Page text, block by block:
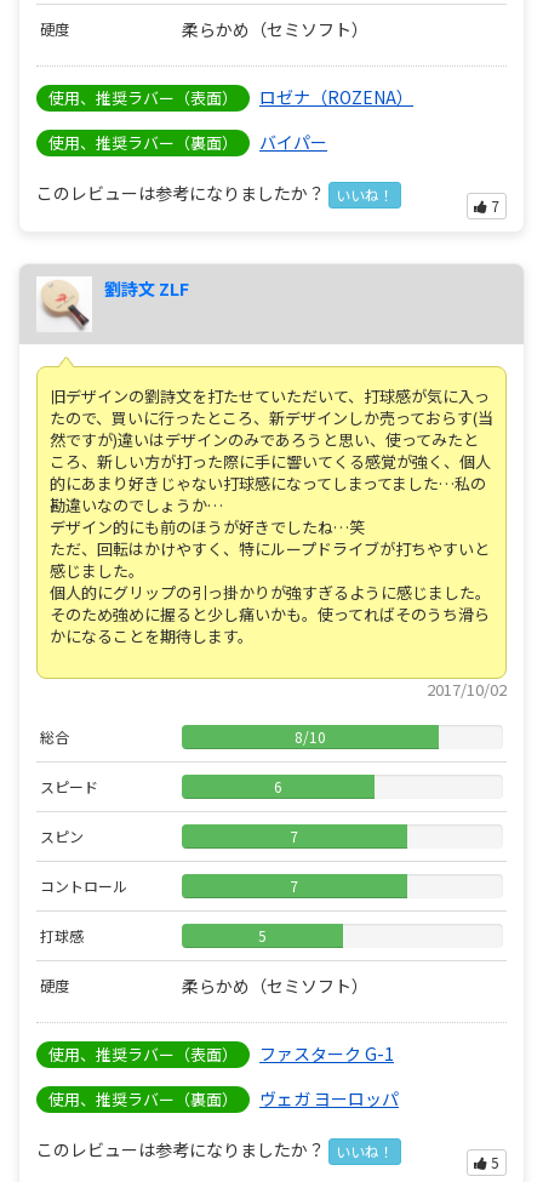
硬度 柔らかめ（セミソフト）
使用、推奨ラバー（表面） ロゼナ（ROZENA）
使用、推奨ラバー（裏面） バイパー
このレビューは参考になりましたか？ いいね！
7
劉詩文 ZLF
旧デザインの劉詩文を打たせていただいて、打球感が気に入っ
たので、買いに行ったところ、新デザインしか売っておらす(当
然ですが)違いはデザインのみであろうと思い、使ってみたと
ころ、新しい方が打った際に手に響いてくる感覚が強く、個人
的にあまり好きじゃない打球感になってしまってました…私の
勘違いなのでしょうか…
デザイン的にも前のほうが好きでしたね…笑
ただ、回転はかけやすく、特にループドライブが打ちやすいと
感じました。
個人的にグリップの引っ掛かりが強すぎるように感じました。
そのため強めに握ると少し痛いかも。使ってればそのうち滑ら
かになることを期待します。
2017/10/02
総合 8/10
スピード 6
スピン 7
コントロール 7
打球感 5
硬度 柔らかめ（セミソフト）
使用、推奨ラバー（表面） ファスターク G-1
使用、推奨ラバー（裏面） ヴェガ ヨーロッパ
このレビューは参考になりましたか？ いいね！
5